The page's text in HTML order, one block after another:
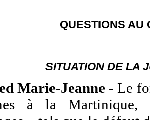
QUESTIONS AU
SITUATION DE LA
Marie-Jeanne - Le
à la